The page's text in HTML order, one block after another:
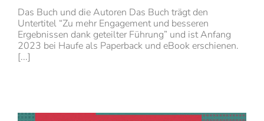
Das Buch und die Autoren Das Buch trägt den
Untertitel “Zu mehr Engagement und besseren
Ergebnissen dank geteilter Führung” und ist Anfang
2023 bei Haufe als Paperback und eBook erschienen.
[...]